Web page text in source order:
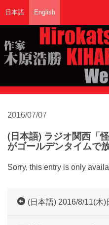
日本語 English
2016/07/07
(日本語) ラジオ関西「
がゴールデンタイムで
Sorry, this entry is only
(日本語) 2016/8/11(木